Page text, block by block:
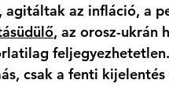
az infláció, a
, az orosz-ukrán
csak a fenti